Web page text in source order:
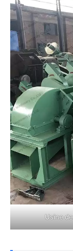
Usine